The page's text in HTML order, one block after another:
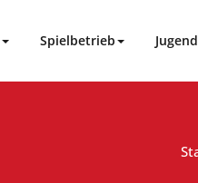
Spielbetrieb Jugend